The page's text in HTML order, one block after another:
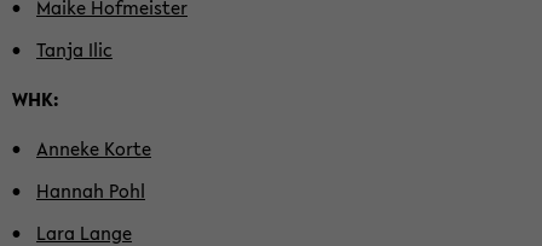
Maike Hof­meis­ter
Tanja Ilic
WHK:
An­ne­ke Korte
Han­nah Pohl
Lara Lange